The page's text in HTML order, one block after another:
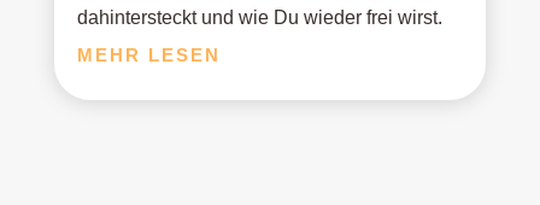
dahintersteckt und wie Du wieder frei wirst.
MEHR LESEN